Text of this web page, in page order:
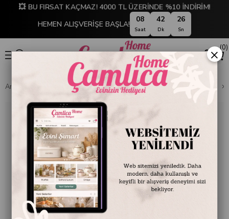
💥 BU FIRSAT KAÇMAZ! 4000 TL ÜZERİNDE %10 İNDİRİM!
HEMEN ALIŞVERİŞE BAŞLA! 08
Saat
42
Dk
25
Sn
0
Anasayfa DEKORASYON Ev Aksesuarları Dekoratif Obje ve Biblo
×